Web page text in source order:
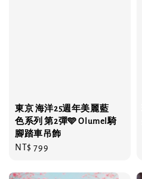
東京 海洋25週年美麗藍
色系列 第2彈🩵 Olumel騎
腳踏車吊飾
Regular
NT$ 799